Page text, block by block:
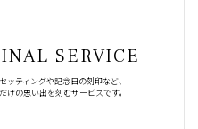
SERVICE
ッティングや記念日の刻印など、
けの思い出を刻むサービスです。